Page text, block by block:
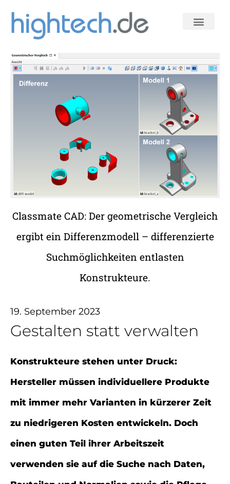
Skip
to
content
Classmate CAD: Der geometrische Vergleich
ergibt ein Differenzmodell – differenzierte
Suchmöglichkeiten entlasten
Konstrukteure.
19. September 2023
Gestalten statt verwalten
Konstrukteure stehen unter Druck:
Hersteller müssen individuellere Produkte
mit immer mehr Varianten in kürzerer Zeit
zu niedrigeren Kosten entwickeln. Doch
einen guten Teil ihrer Arbeitszeit
verwenden sie auf die Suche nach Daten,